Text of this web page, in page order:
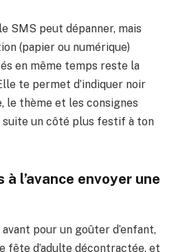
SMS peut dépanner, mais
(papier ou numérique)
en même temps reste la
te permet d’indiquer noir
le thème et les consignes
un côté plus festif à ton
à l’avance envoyer une
pour un goûter d’enfant,
fête d’adulte décontractée, et